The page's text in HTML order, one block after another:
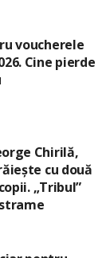
voucherele
Cine pierde
Chirilă,
cu două
„Tribul”